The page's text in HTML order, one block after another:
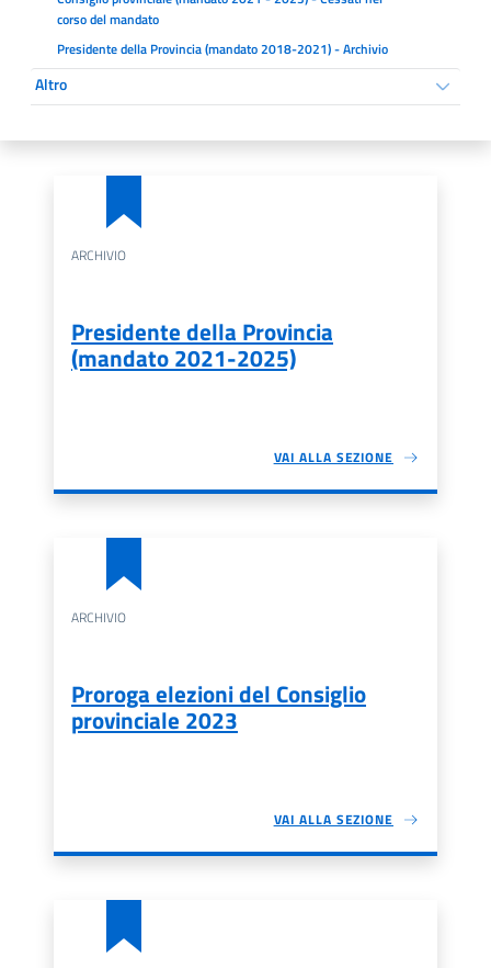
corso del mandato
Presidente della Provincia (mandato 2018-2021) - Archivio
Altro
ARCHIVIO
Presidente della Provincia
(mandato 2021-2025)
VAI ALLA SEZIONE
ARCHIVIO
Proroga elezioni del Consiglio
provinciale 2023
VAI ALLA SEZIONE